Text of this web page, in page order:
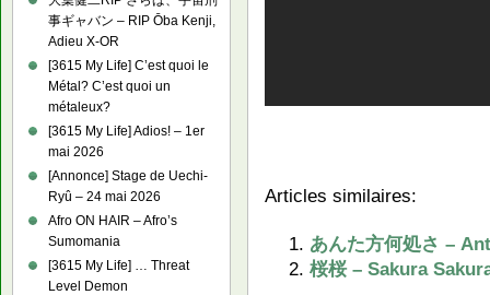
Articles similaires:
あんた方何処さ –
桜桜 – Sakura
事ギャバン – RIP Ōba Kenji,
Adieu X-OR
[3615 My Life] C’est quoi le
Métal? C’est quoi un
métaleux?
[3615 My Life] Adios! – 1er
mai 2026
[Annonce] Stage de Uechi-
Ryû – 24 mai 2026
Afro ON HAIR – Afro’s
Sumomania
[3615 My Life] … Threat
Level Demon